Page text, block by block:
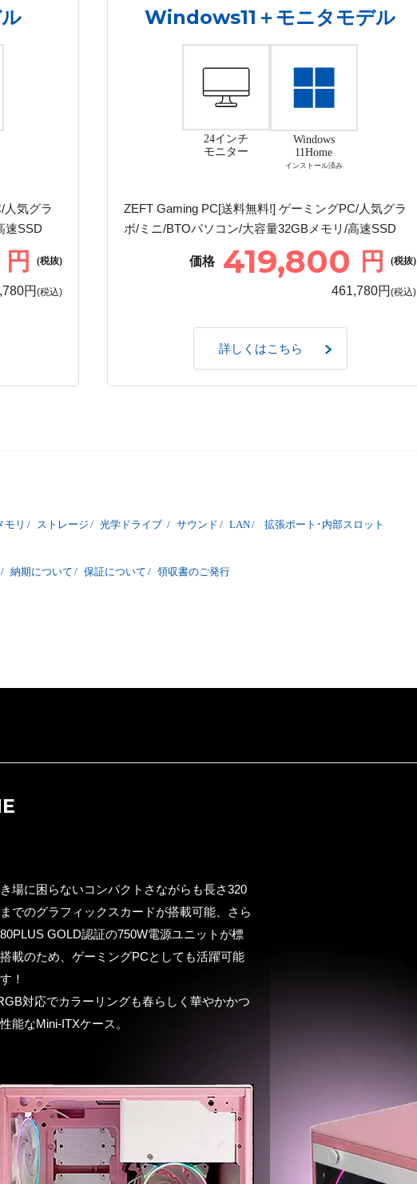
人気グラ
速SSD
円 (税抜)
円 (税込)
Windows11＋モニタモデル
24インチ
モニター
Windows
11Home
インストール済み
ZEFT Gaming PC[送料無料!] ゲーミングPC/人気グラ
ボ/ミニ/BTOパソコン/大容量32GBメモリ/高速SSD
価格 419,800 円 (税抜)
461,780円 (税込)
詳しくはこちら
モリ / ストレージ / 光学ドライブ / サウンド / LAN/ 拡張ポート･内部スロット
/ 納期について / 保証について / 領収書のご発行
場に困らないコンパクトさながらも長さ320
でのグラフィックスカードが搭載可能、さら
GOLD認証の750W電源ユニットが標
載のため、ゲーミングPCとしても活躍可能
！
対応でカラーリングも春らしく華やかかつ
能なMini-ITXケース。